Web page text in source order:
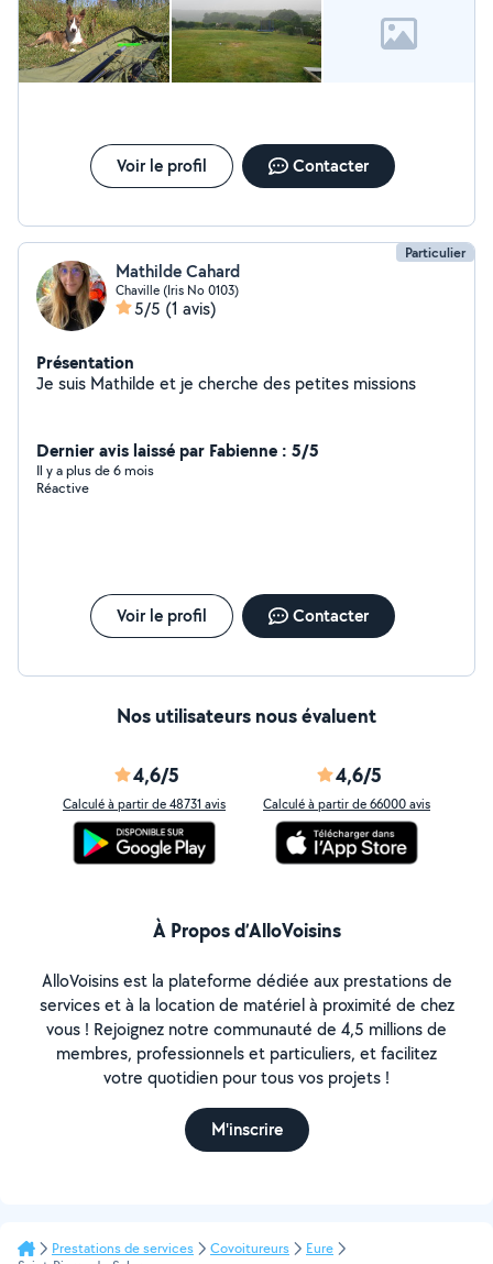
Voir le profil Contacter
Particulier
Mathilde Cahard
Chaville (Iris No 0103)
5/5 (1 avis)
Présentation
Je suis Mathilde et je cherche des petites missions
Dernier avis laissé par Fabienne : 5/5
Il y a plus de 6 mois
Réactive
Voir le profil Contacter
Nos utilisateurs nous évaluent
4,6/5
Calculé à partir de 48731 avis
4,6/5
Calculé à partir de 66000 avis
À Propos d’AlloVoisins
AlloVoisins est la plateforme dédiée aux prestations de
services et à la location de matériel à proximité de chez
vous ! Rejoignez notre communauté de 4,5 millions de
membres, professionnels et particuliers, et facilitez
votre quotidien pour tous vos projets !
M'inscrire
Prestations de services Covoitureurs
Eure